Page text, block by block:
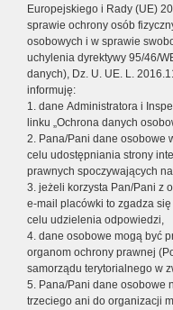
Europejskiego i Rady (UE)
sprawie ochrony osób
osobowych i w sprawie
uchylenia dyrektywy 95/46/
danych), Dz. U. UE. L.
informuję:
1. dane Administratora i
linku „Ochrona danych
2. Pana/Pani dane osobowe
celu udostępniania strony
prawnych spoczywających
3. jeżeli korzysta Pan/Pani z
e-mail placówki to zgadza
celu udzielenia odpowiedzi,
4. dane osobowe mogą być
organom ochrony prawnej
samorządu terytorialnego w
5. Pana/Pani dane osobowe
trzeciego ani do organizacji